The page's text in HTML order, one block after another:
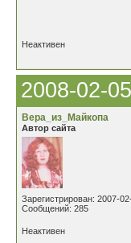
Неактивен
2008-02-
Вера_из_Майкопа
Автор сайта
Зарегистрирован: 2007-
Сообщений: 285
Неактивен